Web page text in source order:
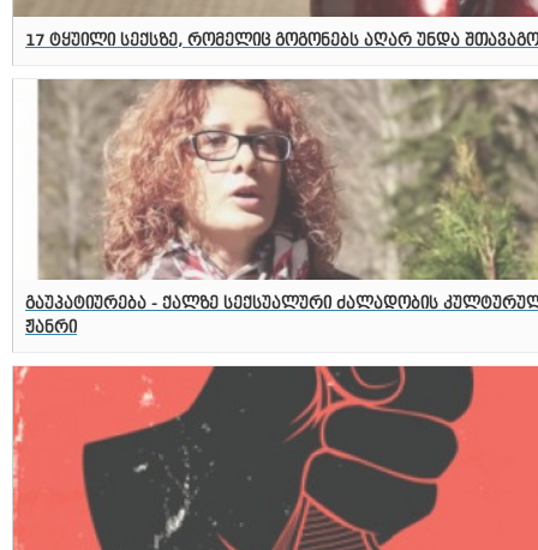
17 ტყუილი სექსზე, რომელიც გოგონებს აღარ უნდა
გაუპატიურება - ქალზე სექსუალური ძალადობის
ჟანრი